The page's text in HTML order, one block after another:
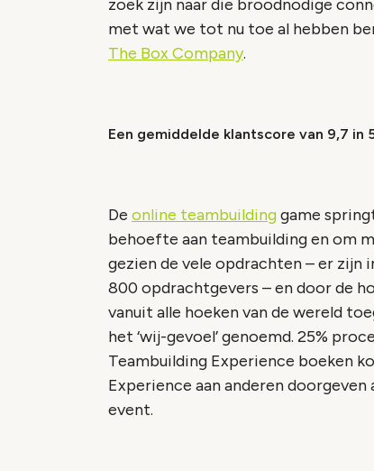
zoek zijn naar die broodnodige
met wat we tot nu toe al hebben
The Box Company.
Een gemiddelde klantscore van 9,7 in
De online teambuildinggame
behoefte aan teambuilding en om
gezien de vele opdrachten – er zijn
800 opdrachtgevers – en door de
vanuit alle hoeken van de wereld
het ‘wij-gevoel’ genoemd. 25%
Teambuilding Experience boeken
Experience aan anderen
event.